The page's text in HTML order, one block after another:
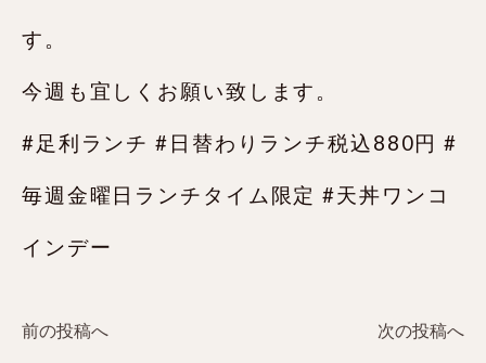
す。
今週も宜しくお願い致します。
#足利ランチ #日替わりランチ税込880円 #
毎週金曜日ランチタイム限定 #天丼ワンコ
インデー
前の投稿へ 次の投稿へ